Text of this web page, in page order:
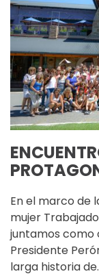
En el marco de
mujer
juntamos como
Presidente
larga historia